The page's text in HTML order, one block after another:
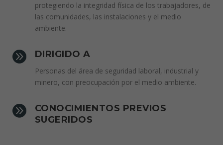
protegiendo la integridad física de los trabajadores, de
las comunidades, las instalaciones y el medio
ambiente.
 DIRIGIDO A
Personas del área de seguridad laboral, industrial y
minero, con preocupación por el medio ambiente.

CONOCIMIENTOS PREVIOS
SUGERIDOS